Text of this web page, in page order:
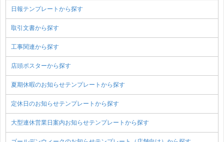
日報テンプレートから探す
取引文書から探す
工事関連から探す
店頭ポスターから探す
夏期休暇のお知らせテンプレートから探す
定休日のお知らせテンプレートから探す
大型連休営業日案内お知らせテンプレートから探す